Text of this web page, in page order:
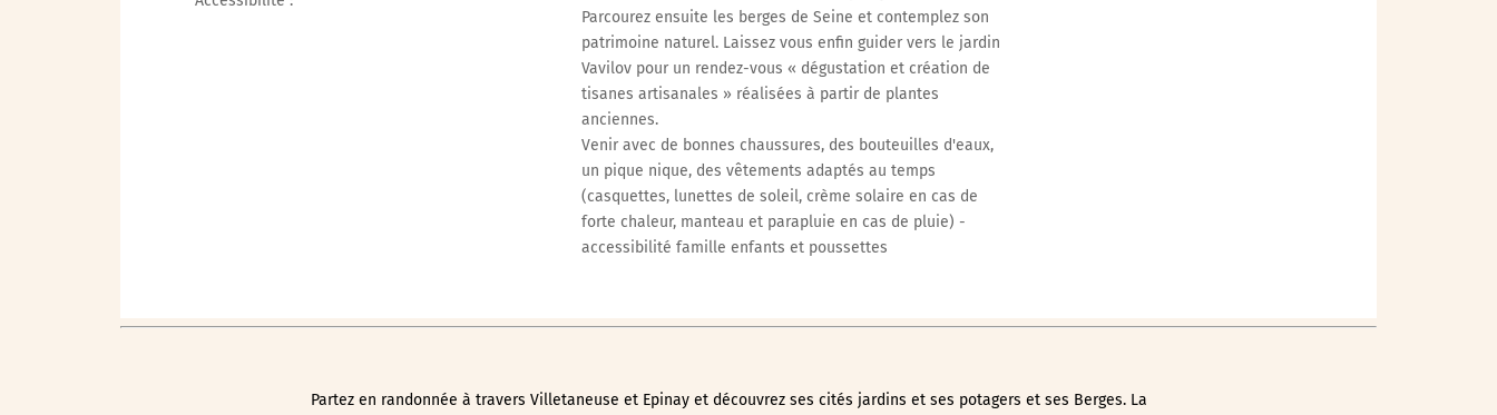
Parcourez ensuite les berges de Seine et contemplez son
patrimoine naturel. Laissez vous enfin guider vers le jardin
Vavilov pour un rendez-vous « dégustation et création de
tisanes artisanales » réalisées à partir de plantes
anciennes.
Venir avec de bonnes chaussures, des bouteuilles d'eaux,
un pique nique, des vêtements adaptés au temps
(casquettes, lunettes de soleil, crème solaire en cas de
forte chaleur, manteau et parapluie en cas de pluie) -
accessibilité famille enfants et poussettes
Partez en randonnée à travers Villetaneuse et Epinay et découvrez ses cités jardins et ses potagers et ses Berges. La